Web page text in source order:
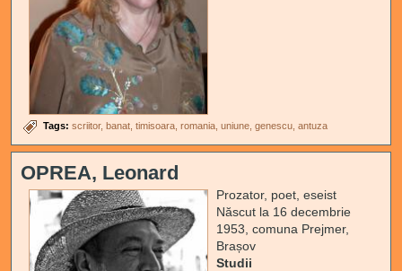
Tags:scriitor banat timisoara romania uniune genescu antuza
OPREA, Leonard
Prozator, poet, eseist
Născut la 16 decembrie
1953, comuna Prejmer,
Brașov
Studii